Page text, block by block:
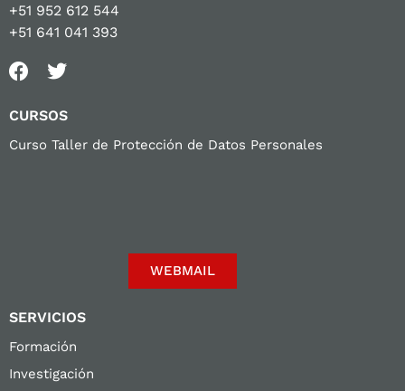
+51 952 612 544
+51 641 041 393
CURSOS
Curso Taller de Protección de Datos Personales
WEBMAIL
SERVICIOS
Formación
Investigación